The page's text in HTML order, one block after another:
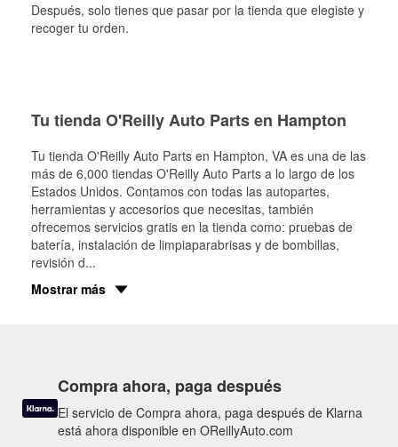
Después, solo tienes que pasar por la tienda que elegiste y
recoger tu orden.
Tu tienda O'Reilly Auto Parts en Hampton
Tu tienda O'Reilly Auto Parts en Hampton, VA es una de las
más de 6,000 tiendas O'Reilly Auto Parts a lo largo de los
Estados Unidos. Contamos con todas las autopartes,
herramientas y accesorios que necesitas, también
ofrecemos servicios gratis en la tienda como: pruebas de
batería, instalación de limpiaparabrisas y de bombillas,
revisión d...
Mostrar más
Compra ahora, paga después
El servicio de Compra ahora, paga después de Klarna
está ahora disponible en OReillyAuto.com